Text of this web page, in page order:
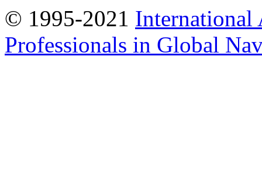
© 1995-2021 International
Professionals in Global